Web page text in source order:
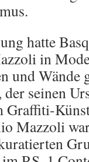
hatte
in
und Wände
seinen
Graffiti-
Mazzoli